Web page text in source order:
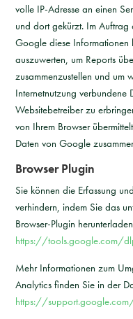
volle IP-Adresse an einen
und dort gekürzt. Im Auftrag
Google diese Informationen
auszuwerten, um Reports
zusammenzustellen und um
Internetnutzung verbundene
Websitebetreiber zu
von Ihrem Browser
Daten von Google
Browser Plugin
Sie können die Erfassung
verhindern, indem Sie das
Browser-Plugin
https://tools.google.com/
Mehr Informationen zum
Analytics finden Sie in der
https://